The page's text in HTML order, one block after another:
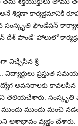
శక్తియుక్తులు తాము
అనే శిక్షణా కార్యక్రమానికి
సంస్కృతి ఫౌండేషన్
దేశ్ పాండే’ హాలులో
విచ్చేసిన శ్రీ
ప్రస్తుత
అవసరాలకు
తెలియచేశారు. సంస్కృతి
ముందు మంచి
వ్యక్తం చేశారు.